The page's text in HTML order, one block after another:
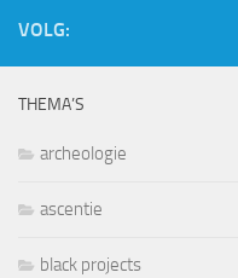
VOLG:
THEMA’S
archeologie
ascentie
black projects